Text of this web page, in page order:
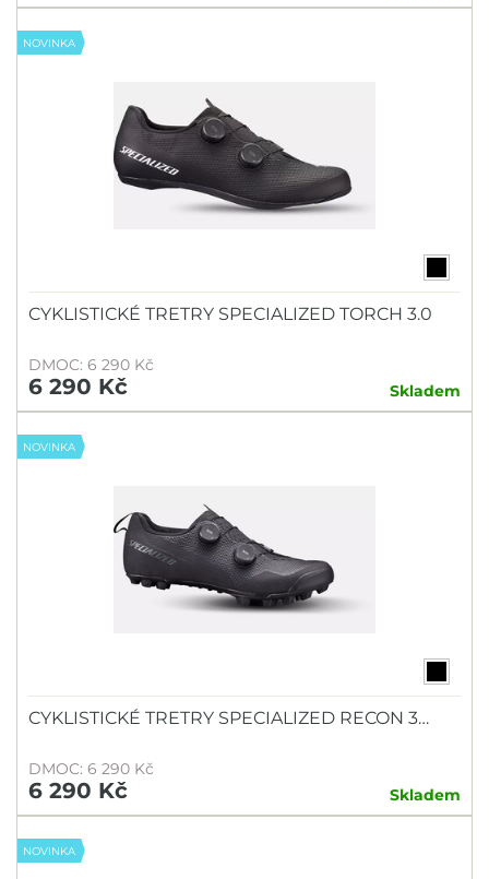
NOVINKA
CYKLISTICKÉ TRETRY SPECIALIZED TORCH 3.0
DMOC: 6 290 Kč
6 290 Kč Skladem
NOVINKA
CYKLISTICKÉ TRETRY SPECIALIZED RECON 3…
DMOC: 6 290 Kč
6 290 Kč Skladem
NOVINKA